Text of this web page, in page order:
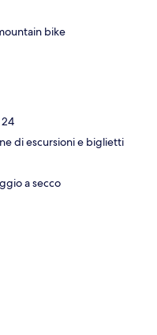
bike
di escursioni e biglietti
a secco